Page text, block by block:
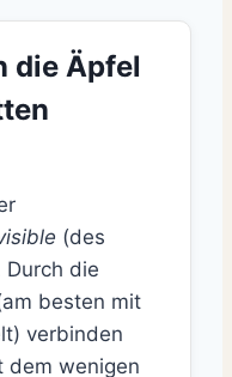
die Äpfel
(des
Durch die
besten mit
verbinden
dem wenigen